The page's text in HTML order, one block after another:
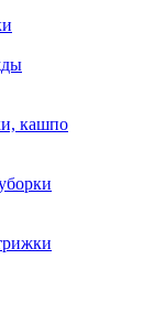
кашпо